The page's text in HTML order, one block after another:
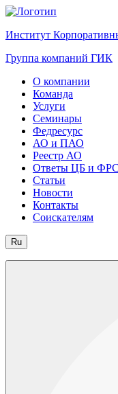
Институт
Группа компаний ГИК
О компании
Команда
Услуги
Семинары
Федресурс
АО и ПАО
Реестр АО
Ответы ЦБ и
Статьи
Новости
Контакты
Соискателям
Ru